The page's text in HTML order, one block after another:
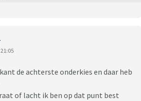
de achterste onderkies en daar heb
of lacht ik ben op dat punt best